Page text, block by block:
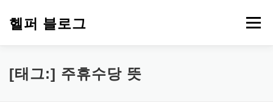
헬퍼 블로그 메뉴
워드프레스 복지 챗GPT
[태그:] 주휴수당 뜻